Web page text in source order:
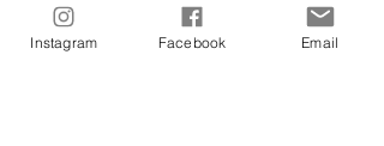
gedragen. En de ene dag gaan we beter met
verandering om, dan de andere dag. Want
Instagram Facebook Email